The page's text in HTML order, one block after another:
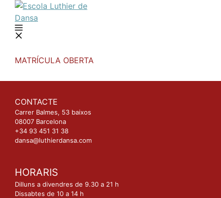
contingut
MATRÍCULA OBERTA
CONTACTE
Carrer Balmes, 53 baixos
08007 Barcelona
+34 93 451 31 38
dansa@luthierdansa.com
HORARIS
Dilluns a divendres de 9.30 a 21 h
Dissabtes de 10 a 14 h